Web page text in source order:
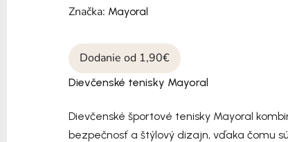
Značka: Mayoral
Dodanie od 1,90€
Dievčenské tenisky Mayoral
Dievčenské športové tenisky Mayoral
bezpečnosť a štýlový dizajn, vďaka čomu